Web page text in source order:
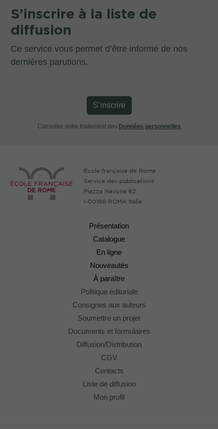
S’inscrire à la liste de
diffusion
Ce service vous permet d’être informé de nos
dernières parutions.
S’inscrire
Consulter notre traitement des Données personnelles
École française de Rome
Service des publications
Piazza Navona 62
I-00186 ROMA Italie
Présentation
Catalogue
En ligne
Nouveautés
À paraître
Politique éditoriale
Consignes aux auteurs
Soumettre un projet
Documents et formulaires
Diffusion/Distribution
CGV
Contacts
Liste de diffusion
Mon profil